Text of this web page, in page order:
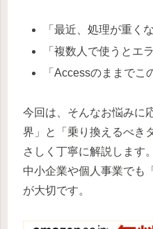
「最近、処理が重く
「複数人で使うとエ
「Accessのままでこ
今回は、そんなお悩みに
界」と「乗り換えるべき
さしく丁寧に解説します。
中小企業や個人事業でも
が大切です。